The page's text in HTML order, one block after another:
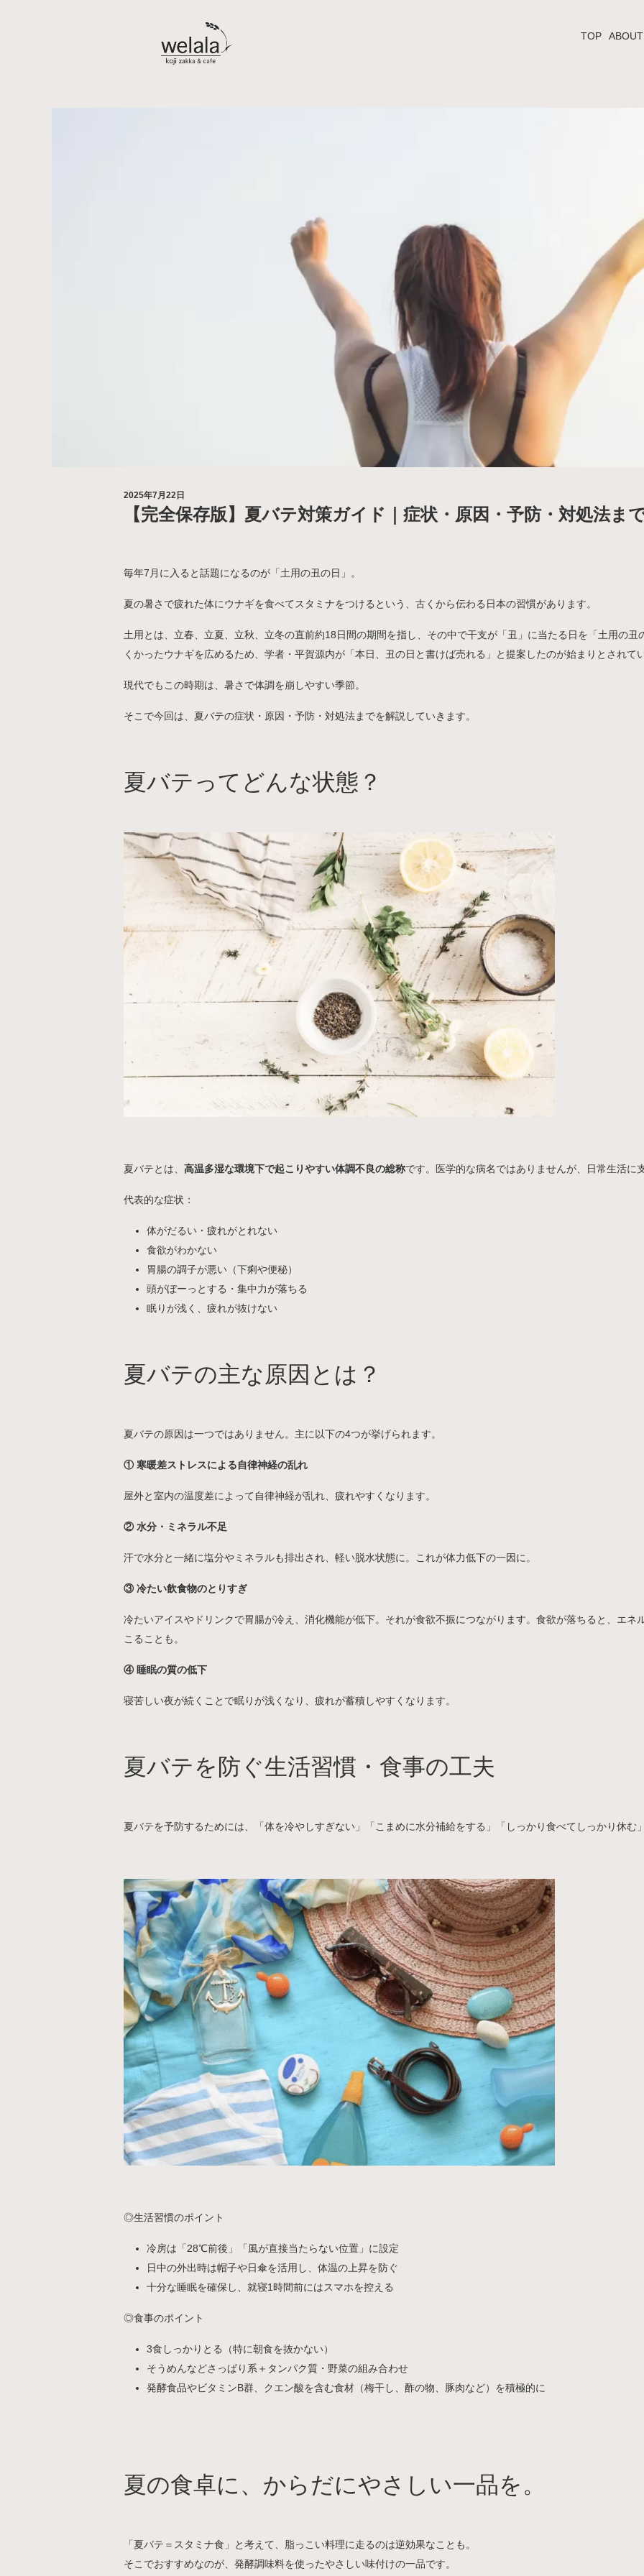
TOP ABOUT
2025年7月22日
【完全保存版】夏バテ対策ガイド｜症状・原因・予防・対処法ま
毎年7月に入ると話題になるのが「土用の丑の日」。
夏の暑さで疲れた体にウナギを食べてスタミナをつけるという、古くから伝わる日本の習慣があります。
土用とは、立春、立夏、立秋、立冬の直前約18日間の期間を指し、その中で干支が「丑」に当たる日を「土用の
くかったウナギを広めるため、学者・平賀源内が「本日、丑の日と書けば売れる」と提案したのが始まりとされて
現代でもこの時期は、暑さで体調を崩しやすい季節。
そこで今回は、夏バテの症状・原因・予防・対処法までを解説していきます。
夏バテってどんな状態？
夏バテとは、 高温多湿な環境下で起こりやすい体調不良の総称です。医学的な病名ではありませんが、日常生活に
代表的な症状：
体がだるい・疲れがとれない
食欲がわかない
胃腸の調子が悪い（下痢や便秘）
頭がぼーっとする・集中力が落ちる
眠りが浅く、疲れが抜けない
夏バテの主な原因とは？
夏バテの原因は一つではありません。主に以下の4つが挙げられます。
① 寒暖差ストレスによる自律神経の乱れ
屋外と室内の温度差によって自律神経が乱れ、疲れやすくなります。
② 水分・ミネラル不足
汗で水分と一緒に塩分やミネラルも排出され、軽い脱水状態に。これが体力低下の一因に。
③ 冷たい飲食物のとりすぎ
冷たいアイスやドリンクで胃腸が冷え、消化機能が低下。それが食欲不振につながります。食欲が落ちると、エネ
こることも。
④ 睡眠の質の低下
寝苦しい夜が続くことで眠りが浅くなり、疲れが蓄積しやすくなります。
夏バテを防ぐ生活習慣・食事の工夫
夏バテを予防するためには、「体を冷やしすぎない」「こまめに水分補給をする」「しっかり食べてしっかり休む
◎生活習慣のポイント
冷房は「28℃前後」「風が直接当たらない位置」に設定
日中の外出時は帽子や日傘を活用し、体温の上昇を防ぐ
十分な睡眠を確保し、就寝1時間前にはスマホを控える
◎食事のポイント
3食しっかりとる（特に朝食を抜かない）
そうめんなどさっぱり系＋タンパク質・野菜の組み合わせ
発酵食品やビタミンB群、クエン酸を含む食材（梅干し、酢の物、豚肉など）を積極的に
夏の食卓に、からだにやさしい一品を。
「夏バテ＝スタミナ食」と考えて、脂っこい料理に走るのは逆効果なことも。
そこでおすすめなのが、発酵調味料を使ったやさしい味付けの一品です。